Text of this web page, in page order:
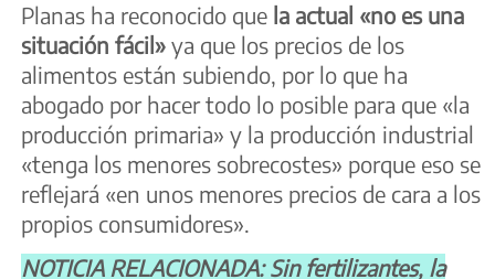
Planas ha reconocido que la actual «no es una
situación fácil» ya que los precios de los
alimentos están subiendo, por lo que ha
abogado por hacer todo lo posible para que «la
producción primaria» y la producción industrial
«tenga los menores sobrecostes» porque eso se
reflejará «en unos menores precios de cara a los
propios consumidores».
NOTICIA RELACIONADA: Sin fertilizantes, la